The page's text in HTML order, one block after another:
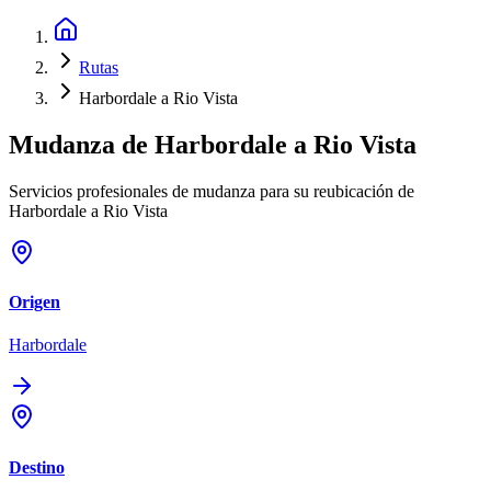
Rutas
Harbordale a Rio Vista
Mudanza de Harbordale a Rio Vista
Servicios profesionales de mudanza para su reubicación de
Harbordale a Rio Vista
Origen
Harbordale
Destino